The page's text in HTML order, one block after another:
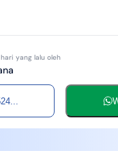
yang lalu oleh